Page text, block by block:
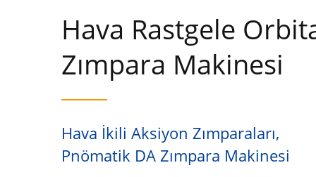
Hava Rastgele
Zımpara Makinesi
Hava İkili Aksiyon Zımparaları,
Pnömatik DA Zımpara Makinesi